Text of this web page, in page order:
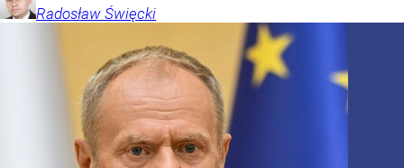
Radosław Święcki